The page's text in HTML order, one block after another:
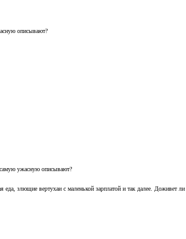
описывают?
самую ужасную описывают?
злющие вертухаи с маленькой зарплатой и так далее. Доживет